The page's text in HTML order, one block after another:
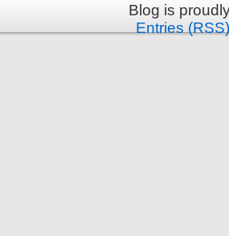
Blog is
Entries (RSS)